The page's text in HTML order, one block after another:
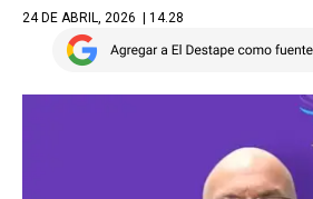
24 DE ABRIL, 2026 | 14.28